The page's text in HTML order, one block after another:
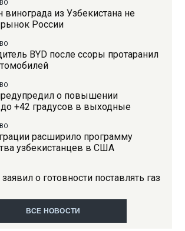
винограда из Узбекистана не
рынок России
BYD после ссоры протаранил
о повышении
+42 градусов в выходные
расширило программу
узбекистанцев в США
о готовности поставлять газ
ВСЕ НОВОСТИ